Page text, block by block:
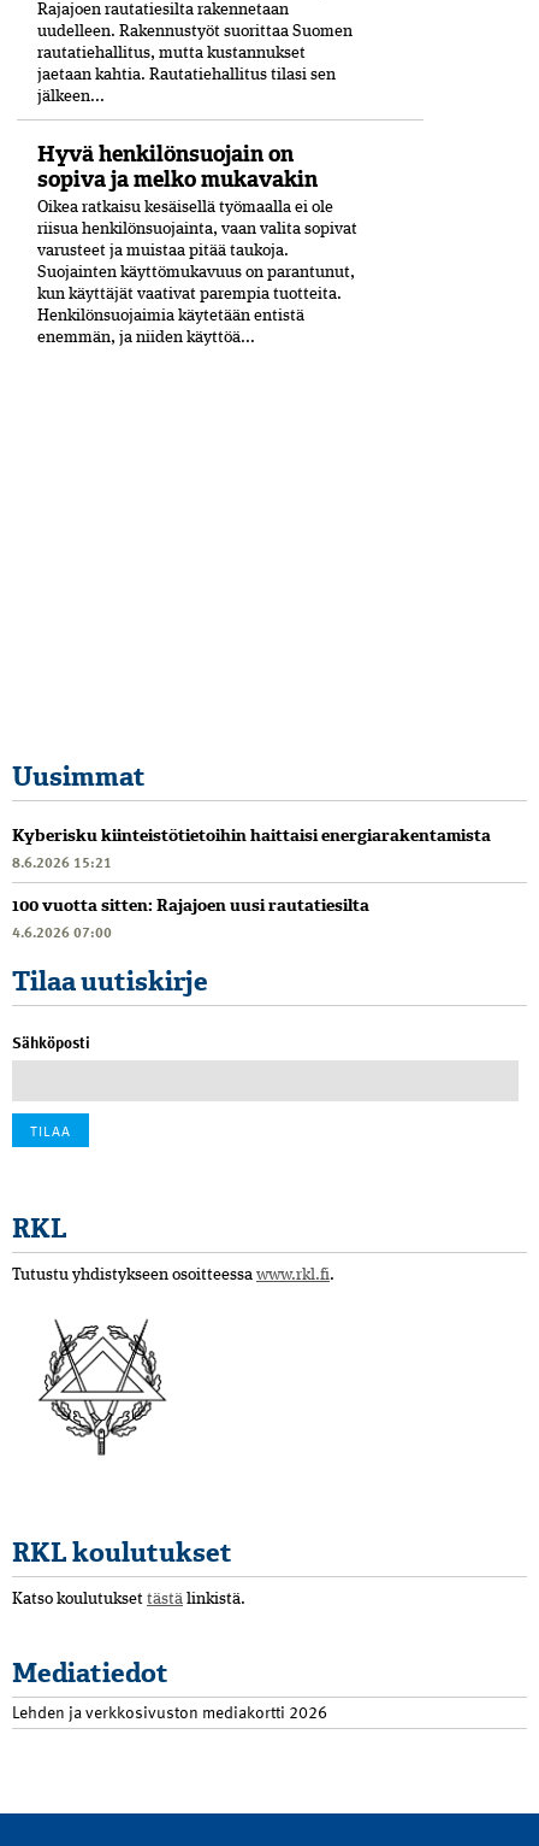
Rajajoen rautatiesilta rakennetaan
uudelleen. Rakennustyöt suorittaa Suomen
rautatiehallitus, mutta kustannukset
jaetaan kahtia. Rautatiehallitus tilasi sen
jälkeen...
Hyvä henkilönsuojain on
sopiva ja melko mukavakin
Oikea ratkaisu kesäisellä työmaalla ei ole
riisua henkilönsuojainta, vaan valita sopivat
varusteet ja muistaa pitää taukoja.
Suojainten käyttömukavuus on parantunut,
kun käyttäjät vaativat parempia tuotteita.
Henkilönsuojaimia käytetään entistä
enemmän, ja niiden käyttöä...
Uusimmat
Kyberisku kiinteistötietoihin haittaisi energiarakentamista
8.6.2026 15:21
100 vuotta sitten: Rajajoen uusi rautatiesilta
4.6.2026 07:00
Tilaa uutiskirje
Sähköposti
RKL
Tutustu yhdistykseen osoitteessa www.rkl.fi.
RKL koulutukset
Katso koulutukset tästä linkistä.
Mediatiedot
Lehden ja verkkosivuston mediakortti 2026